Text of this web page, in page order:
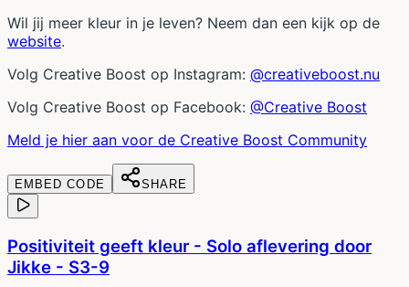
Wil jij meer kleur in je leven? Neem dan een kijk op de
website.
Volg Creative Boost op Instagram: @creativeboost.nu
Volg Creative Boost op Facebook: @Creative Boost
Meld je hier aan voor de Creative Boost Community
EMBED CODE SHARE
Positiviteit geeft kleur - Solo aflevering door
Jikke - S3-9